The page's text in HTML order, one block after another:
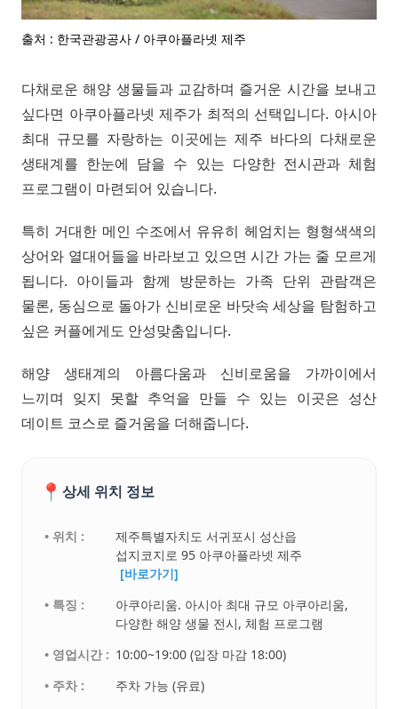
출처 : 한국관광공사 / 아쿠아플라넷 제주
다채로운 해양 생물들과 교감하며 즐거운 시간을 보내고
싶다면 아쿠아플라넷 제주가 최적의 선택입니다. 아시아
최대 규모를 자랑하는 이곳에는 제주 바다의 다채로운
생태계를 한눈에 담을 수 있는 다양한 전시관과 체험
프로그램이 마련되어 있습니다.
특히 거대한 메인 수조에서 유유히 헤엄치는 형형색색의
상어와 열대어들을 바라보고 있으면 시간 가는 줄 모르게
됩니다. 아이들과 함께 방문하는 가족 단위 관람객은
물론, 동심으로 돌아가 신비로운 바닷속 세상을 탐험하고
싶은 커플에게도 안성맞춤입니다.
해양 생태계의 아름다움과 신비로움을 가까이에서
느끼며 잊지 못할 추억을 만들 수 있는 이곳은 성산
데이트 코스로 즐거움을 더해줍니다.
📍 상세 위치 정보
• 위치 :
제주특별자치도 서귀포시 성산읍
섭지코지로 95 아쿠아플라넷 제주
[바로가기]
• 특징 :
아쿠아리움. 아시아 최대 규모 아쿠아리움,
다양한 해양 생물 전시, 체험 프로그램
• 영업시간 : 10:00~19:00 (입장 마감 18:00)
• 주차 :
주차 가능 (유료)